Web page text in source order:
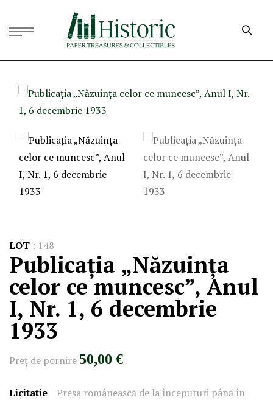
LOT : 148
Publicația „Năzuința
celor ce muncesc”, Anul
I, Nr. 1, 6 decembrie
1933
Preţ de pornire 50,00 €
Licitatie
Presa românească de la începuturi până în